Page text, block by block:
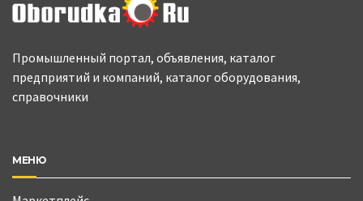
Промышленный портал, объявления, каталог
предприятий и компаний, каталог оборудования,
справочники
МЕНЮ